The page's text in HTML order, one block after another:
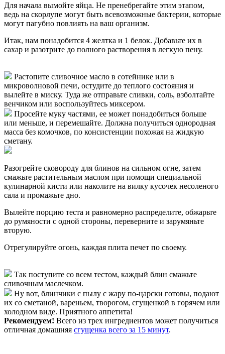
Для начала вымойте яйца. Не пренебрегайте этим этапом,
ведь на скорлупе могут быть всевозможные бактерии, которые
могут пагубно повлиять на ваш организм.
Итак, нам понадобится 4 желтка и 1 белок. Добавьте их в
сахар и разотрите до полного растворения в легкую пену.
Растопите сливочное масло в сотейнике или в
микроволновой печи, остудите до теплого состояния и
вылейте в миску. Туда же отправьте сливки, соль, взболтайте
венчиком или воспользуйтесь миксером.
Просейте муку частями, ее может понадобиться больше
или меньше, и перемешайте. Должна получиться однородная
масса без комочков, по консистенции похожая на жидкую
сметану.
Разогрейте сковороду для блинов на сильном огне, затем
смажьте растительным маслом при помощи специальной
кулинарной кисти или наколите на вилку кусочек несоленого
сала и промажьте дно.
Вылейте порцию теста и равномерно распределите, обжарьте
до румяности с одной стороны, переверните и зарумяньте
вторую.
Отрегулируйте огонь, каждая плита печет по своему.
Так поступите со всем тестом, каждый блин смажьте
сливочным маслечком.
Ну вот, блинчики с пылу с жару по-царски готовы, подают
их со сметаной, вареньем, творогом, сгущенкой в горячем или
холодном виде. Приятного аппетита!
Рекомендуем! Всего из трех ингредиентов может получиться
отличная домашняя сгущенка всего за 15 минут.